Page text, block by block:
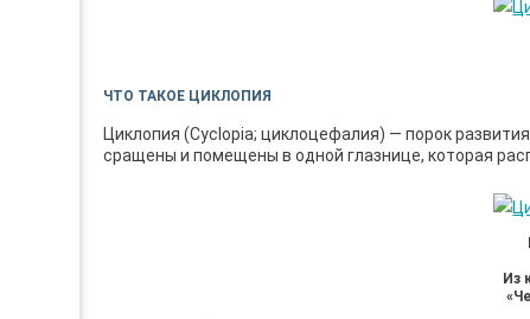
ЧТО ТАКОЕ ЦИКЛОПИЯ
Циклопия (Cyclopia; циклоцефалия) — порок
сращены и помещены в одной глазнице, которая
Из